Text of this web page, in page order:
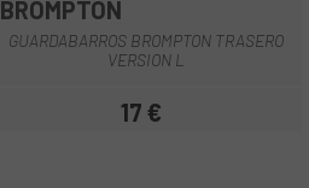
BROMPTON
GUARDABARROS BROMPTON TRASERO
VERSION L
Precio
17 €